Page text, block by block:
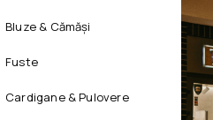
Bluze & Cămăși
Fuste
Cardigane & Pulovere